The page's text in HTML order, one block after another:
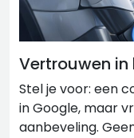
Vertrouwen
Stel je voor: een
in Google, maar
aanbeveling.